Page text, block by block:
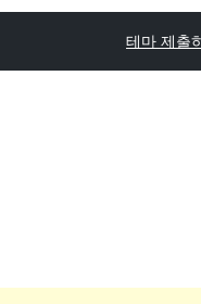
테마 제출